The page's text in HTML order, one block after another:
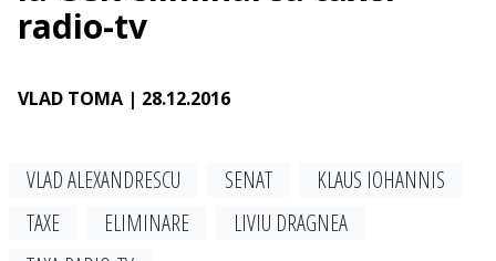
radio-tv
VLAD TOMA | 28.12.2016
VLAD ALEXANDRESCU SENAT
KLAUS IOHANNIS
TAXE
ELIMINARE
LIVIU DRAGNEA